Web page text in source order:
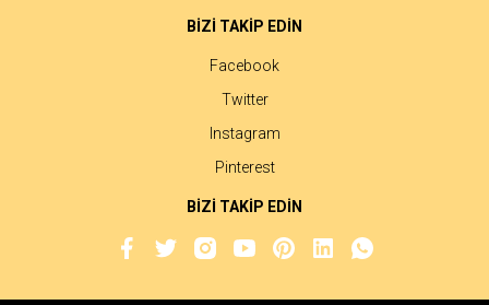
BİZİ TAKİP EDİN
Facebook
Twitter
Instagram
Pinterest
BİZİ TAKİP EDİN